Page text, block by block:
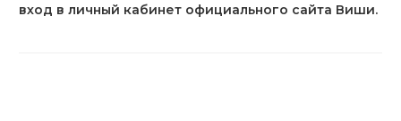
вход в личный кабинет официального сайта Виши.